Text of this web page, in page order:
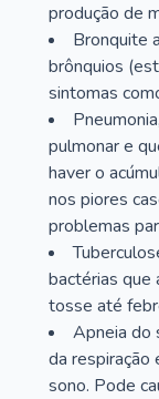
produção de
Bronquite
brônquios
sintomas
pulmonar e
haver o
nos piores
problemas
bactérias que
tosse até
Apneia do
da
sono. Pode